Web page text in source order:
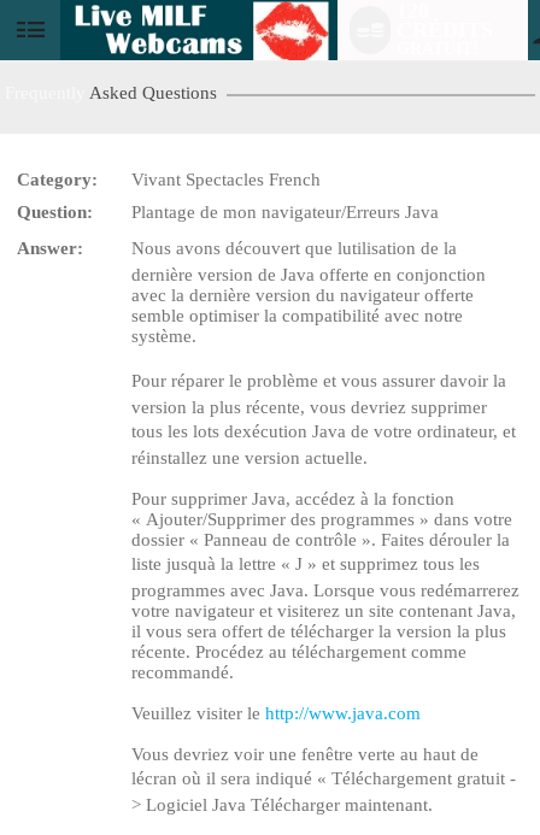
Asked Questions
Category:
Vivant Spectacles French
Question:
Plantage de mon navigateur/Erreurs Java
Answer:
Nous avons découvert que lutilisation de la
dernière version de Java offerte en conjonction
avec la dernière version du navigateur offerte
semble optimiser la compatibilité avec notre
système.
Pour réparer le problème et vous assurer davoir la
version la plus récente, vous devriez supprimer
tous les lots dexécution Java de votre ordinateur, et
réinstallez une version actuelle.
Pour supprimer Java, accédez à la fonction
« Ajouter/Supprimer des programmes » dans votre
dossier « Panneau de contrôle ». Faites dérouler la
liste jusquà la lettre « J » et supprimez tous les
programmes avec Java. Lorsque vous redémarrerez
votre navigateur et visiterez un site contenant Java,
il vous sera offert de télécharger la version la plus
récente. Procédez au téléchargement comme
recommandé.
Veuillez visiter lehttp://www.java.com
Vous devriez voir une fenêtre verte au haut de
lécran où il sera indiqué « Téléchargement gratuit -
> Logiciel Java Télécharger maintenant.
LIMITED TIME OFFER!